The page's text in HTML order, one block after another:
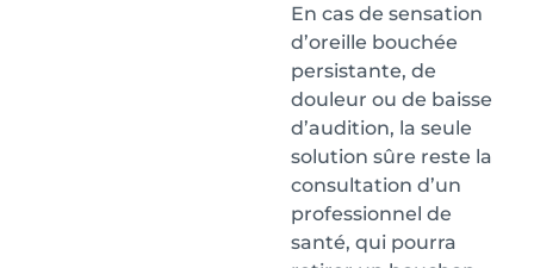
En cas de sensation
d’oreille bouchée
persistante, de
douleur ou de baisse
d’audition, la seule
solution sûre reste la
consultation d’un
professionnel de
santé, qui pourra